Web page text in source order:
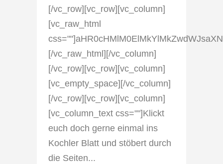
[/vc_row][vc_row][vc_column]
[vc_raw_html
[/vc_raw_html][/vc_column]
[/vc_row][vc_row][vc_column]
[vc_empty_space][/vc_column]
[/vc_row][vc_row][vc_column]
[vc_column_text css=""]Klickt
euch doch gerne einmal ins
Kochler Blatt und stöbert durch
die Seiten...